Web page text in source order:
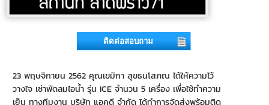
23 พฤษจิกายน 2562 คุณเขมิกา สุขธนโสภณ ได้ให้ความไว้
วางใจ เช่าพัดลมไอน้ำ รุ่น ICE จำนวน 5 เครื่อง เพื่อใช้ทำความ
เย็น ทางทีมงาน บริษัท แอคดี จำกัด ได้ทำการจัดส่งพร้อมติด